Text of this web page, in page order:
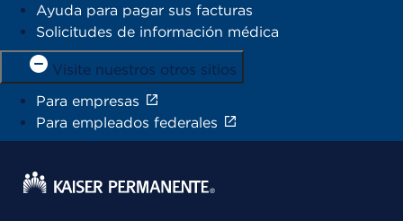
Ayuda para pagar sus facturas
Solicitudes de información médica
Visite nuestros otros sitios
Para empresas
Para empleados federales